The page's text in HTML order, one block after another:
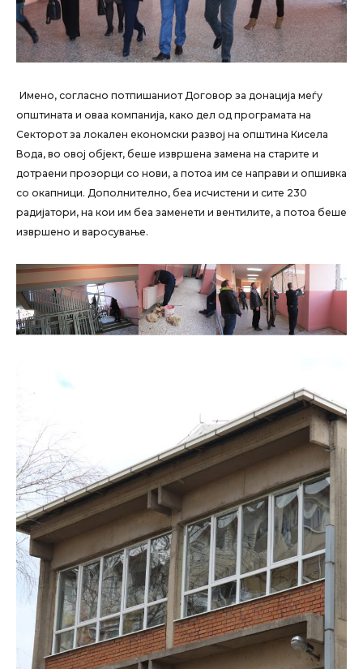
Имено, согласно потпишаниот Договор за донација меѓу
општината и оваа компанија, како дел од програмата на
Секторот за локален економски развој на општина Кисела
Вода, во овој објект, беше извршена замена на старите и
дотраени прозорци со нови, а потоа им се направи и опшивка
со окапници. Дополнително, беа исчистени и сите 230
радијатори, на кои им беа заменети и вентилите, а потоа беше
извршено и варосување.